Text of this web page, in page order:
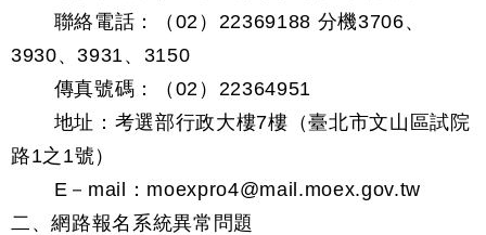
聯絡電話：（02）22369188 分機3706、
3930、3931、3150
傳真號碼：（02）22364951
地址：考選部行政大樓7樓（臺北市文山區試院
路1之1號）
E－mail：moexpro4@mail.moex.gov.tw
二、網路報名系統異常問題